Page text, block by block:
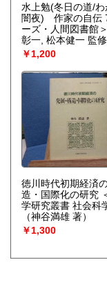
水上勉(冬日の道/
闇夜) 作家の自伝
ーズ・人間図書館＞
彰一, 松本健一 監修
￥1,200
徳川時代初期経済
造・国際化の研究
学研究叢書 社会科
（神谷満雄 著）
￥1,300